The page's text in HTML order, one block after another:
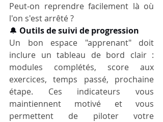
Peut-on reprendre facilement là où
l'on s'est arrêté ?
🔔 Outils de suivi de progression
Un bon espace "apprenant" doit
inclure un tableau de bord clair :
modules complétés, score aux
exercices, temps passé, prochaine
étape. Ces indicateurs vous
maintiennent motivé et vous
permettent de piloter votre